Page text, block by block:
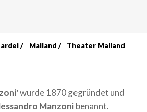
Mailand
Theater Mailand
wurde 1870 gegründet und
Manzonibenannt.